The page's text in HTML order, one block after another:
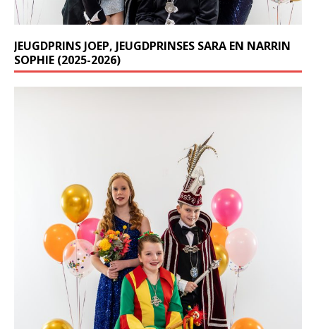
JEUGDPRINS JOEP, JEUGDPRINSES SARA EN NARRIN
SOPHIE (2025-2026)